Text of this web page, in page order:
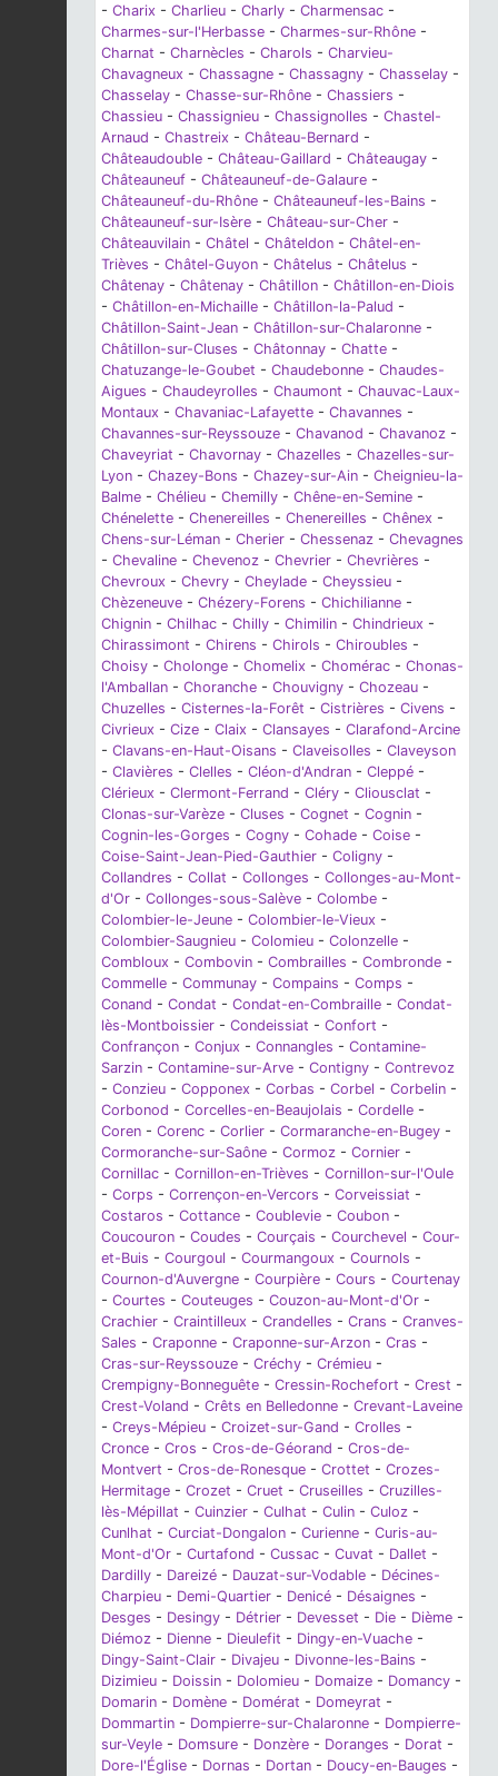
- Charix - Charlieu - Charly - Charmensac -
Charmes-sur-l'Herbasse - Charmes-sur-Rhône -
Charnat - Charnècles - Charols - Charvieu-
Chavagneux - Chassagne - Chassagny - Chasselay -
Chasselay - Chasse-sur-Rhône - Chassiers -
Chassieu - Chassignieu - Chassignolles - Chastel-
Arnaud - Chastreix - Château-Bernard -
Châteaudouble - Château-Gaillard - Châteaugay -
Châteauneuf - Châteauneuf-de-Galaure -
Châteauneuf-du-Rhône - Châteauneuf-les-Bains -
Châteauneuf-sur-Isère - Château-sur-Cher -
Châteauvilain - Châtel - Châteldon - Châtel-en-
Trièves - Châtel-Guyon - Châtelus - Châtelus -
Châtenay - Châtenay - Châtillon - Châtillon-en-Diois
- Châtillon-en-Michaille - Châtillon-la-Palud -
Châtillon-Saint-Jean - Châtillon-sur-Chalaronne -
Châtillon-sur-Cluses - Châtonnay - Chatte -
Chatuzange-le-Goubet - Chaudebonne - Chaudes-
Aigues - Chaudeyrolles - Chaumont - Chauvac-Laux-
Montaux - Chavaniac-Lafayette - Chavannes -
Chavannes-sur-Reyssouze - Chavanod - Chavanoz -
Chaveyriat - Chavornay - Chazelles - Chazelles-sur-
Lyon - Chazey-Bons - Chazey-sur-Ain - Cheignieu-la-
Balme - Chélieu - Chemilly - Chêne-en-Semine -
Chénelette - Chenereilles - Chenereilles - Chênex -
Chens-sur-Léman - Cherier - Chessenaz - Chevagnes
- Chevaline - Chevenoz - Chevrier - Chevrières -
Chevroux - Chevry - Cheylade - Cheyssieu -
Chèzeneuve - Chézery-Forens - Chichilianne -
Chignin - Chilhac - Chilly - Chimilin - Chindrieux -
Chirassimont - Chirens - Chirols - Chiroubles -
Choisy - Cholonge - Chomelix - Chomérac - Chonas-
l'Amballan - Choranche - Chouvigny - Chozeau -
Chuzelles - Cisternes-la-Forêt - Cistrières - Civens -
Civrieux - Cize - Claix - Clansayes - Clarafond-Arcine
- Clavans-en-Haut-Oisans - Claveisolles - Claveyson
- Clavières - Clelles - Cléon-d'Andran - Cleppé -
Clérieux - Clermont-Ferrand - Cléry - Cliousclat -
Clonas-sur-Varèze - Cluses - Cognet - Cognin -
Cognin-les-Gorges - Cogny - Cohade - Coise -
Coise-Saint-Jean-Pied-Gauthier - Coligny -
Collandres - Collat - Collonges - Collonges-au-Mont-
d'Or - Collonges-sous-Salève - Colombe -
Colombier-le-Jeune - Colombier-le-Vieux -
Colombier-Saugnieu - Colomieu - Colonzelle -
Combloux - Combovin - Combrailles - Combronde -
Commelle - Communay - Compains - Comps -
Conand - Condat - Condat-en-Combraille - Condat-
lès-Montboissier - Condeissiat - Confort -
Confrançon - Conjux - Connangles - Contamine-
Sarzin - Contamine-sur-Arve - Contigny - Contrevoz
- Conzieu - Copponex - Corbas - Corbel - Corbelin -
Corbonod - Corcelles-en-Beaujolais - Cordelle -
Coren - Corenc - Corlier - Cormaranche-en-Bugey -
Cormoranche-sur-Saône - Cormoz - Cornier -
Cornillac - Cornillon-en-Trièves - Cornillon-sur-l'Oule
- Corps - Corrençon-en-Vercors - Corveissiat -
Costaros - Cottance - Coublevie - Coubon -
Coucouron - Coudes - Courçais - Courchevel - Cour-
et-Buis - Courgoul - Courmangoux - Cournols -
Cournon-d'Auvergne - Courpière - Cours - Courtenay
- Courtes - Couteuges - Couzon-au-Mont-d'Or -
Crachier - Craintilleux - Crandelles - Crans - Cranves-
Sales - Craponne - Craponne-sur-Arzon - Cras -
Cras-sur-Reyssouze - Créchy - Crémieu -
Crempigny-Bonneguête - Cressin-Rochefort - Crest -
Crest-Voland - Crêts en Belledonne - Crevant-Laveine
- Creys-Mépieu - Croizet-sur-Gand - Crolles -
Cronce - Cros - Cros-de-Géorand - Cros-de-
Montvert - Cros-de-Ronesque - Crottet - Crozes-
Hermitage - Crozet - Cruet - Cruseilles - Cruzilles-
lès-Mépillat - Cuinzier - Culhat - Culin - Culoz -
Cunlhat - Curciat-Dongalon - Curienne - Curis-au-
Mont-d'Or - Curtafond - Cussac - Cuvat - Dallet -
Dardilly - Dareizé - Dauzat-sur-Vodable - Décines-
Charpieu - Demi-Quartier - Denicé - Désaignes -
Desges - Desingy - Détrier - Devesset - Die - Dième -
Diémoz - Dienne - Dieulefit - Dingy-en-Vuache -
Dingy-Saint-Clair - Divajeu - Divonne-les-Bains -
Dizimieu - Doissin - Dolomieu - Domaize - Domancy -
Domarin - Domène - Domérat - Domeyrat -
Dommartin - Dompierre-sur-Chalaronne - Dompierre-
sur-Veyle - Domsure - Donzère - Doranges - Dorat -
Dore-l'Église - Dornas - Dortan - Doucy-en-Bauges -